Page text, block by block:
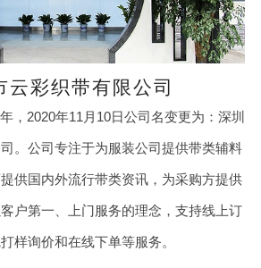
云彩织带有限公司
，2020年11月10日公司名变更为：深圳
。公司专注于为服装公司提供带类辅料
供国内外流行带类资讯，为采购方提供
户第一、上门服务的理念，支持线上订
样询价和在线下单等服务。